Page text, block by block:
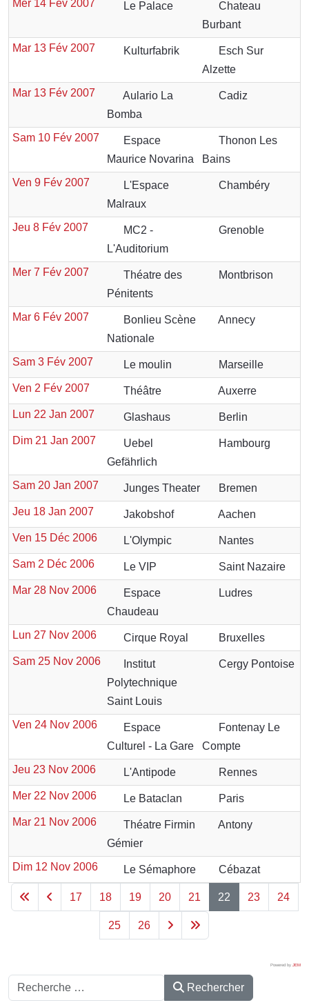
Mer 14 Fév 2007
Le Palace
Chateau
Burbant
Mar 13 Fév 2007
Kulturfabrik
Esch Sur
Alzette
Mar 13 Fév 2007
Aulario La
Bomba
Cadiz
Sam 10 Fév 2007
Espace
Maurice Novarina
Thonon Les
Bains
Ven 9 Fév 2007
L'Espace
Malraux
Chambéry
Jeu 8 Fév 2007
MC2 -
L'Auditorium
Grenoble
Mer 7 Fév 2007
Théatre des
Pénitents
Montbrison
Mar 6 Fév 2007
Bonlieu Scène
Nationale
Annecy
Sam 3 Fév 2007 Le moulin
Marseille
Ven 2 Fév 2007
Théâtre
Auxerre
Lun 22 Jan 2007
Glashaus
Berlin
Dim 21 Jan 2007
Uebel
Gefährlich
Hambourg
Sam 20 Jan 2007 Junges Theater
Bremen
Jeu 18 Jan 2007
Jakobshof
Aachen
Ven 15 Déc 2006
L'Olympic
Nantes
Sam 2 Déc 2006
Le VIP
Saint Nazaire
Mar 28 Nov 2006
Espace
Chaudeau
Ludres
Lun 27 Nov 2006 Cirque Royal
Bruxelles
Sam 25 Nov 2006
Institut
Polytechnique
Saint Louis
Cergy Pontoise
Ven 24 Nov 2006
Espace
Culturel - La Gare
Fontenay Le
Compte
Jeu 23 Nov 2006
L'Antipode
Rennes
Mer 22 Nov 2006
Le Bataclan
Paris
Mar 21 Nov 2006
Théatre Firmin
Gémier
Antony
Dim 12 Nov 2006 Le Sémaphore Cébazat
17 18 19 20 21 22 23 24
25 26
Powered by JEM
Rechercher Rechercher